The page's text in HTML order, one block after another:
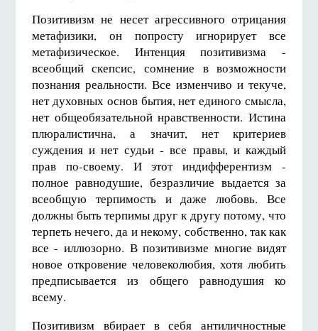
Позитивизм не несет агрессивного отрицания
метафизики, он попросту игнорирует все
метафизическое. Интенция позитивизма -
всеобщий скепсис, сомнение в возможности
познания реальности. Все изменчиво и текуче,
нет духовных основ бытия, нет единого смысла,
нет общеобязательной нравственности. Истина
плюралистична, а значит, нет критериев
суждения и нет судьи - все правы, и каждый
прав по-своему. И этот индифферентизм -
полное равнодушие, безразличие выдается за
всеобщую терпимость и даже любовь. Все
должны быть терпимы друг к другу потому, что
терпеть нечего, да и некому, собственно, так как
все - иллюзорно. В позитивизме многие видят
новое откровение человеколюбия, хотя любить
предписывается из общего равнодушия ко
всему.
Позитивизм вбирает в себя антиличностные